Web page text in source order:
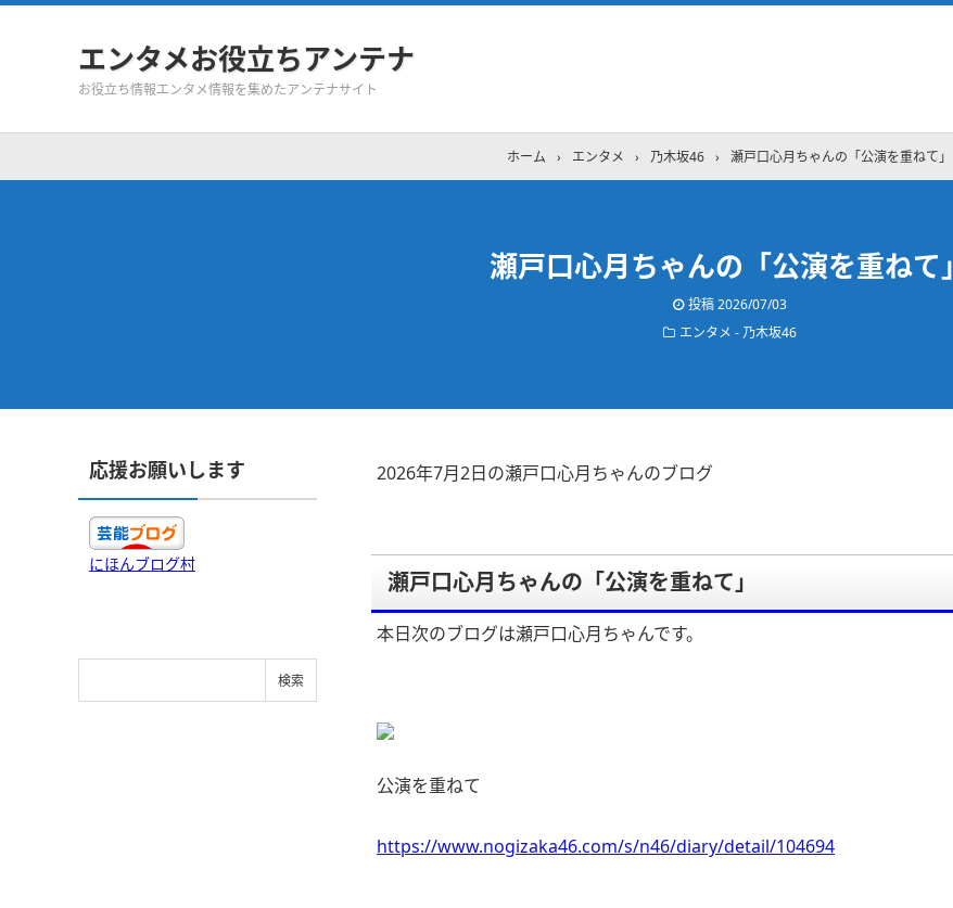
エンタメお役立ちアンテナ
お役立ち情報エンタメ情報を集めたアンテナサイト
ホーム › エンタメ › 乃木坂46 › 瀬戸口心月ちゃんの「公演を重ねて」
瀬戸口心月ちゃんの「公演を重ねて」
投稿2026/07/03
エンタメ - 乃木坂46
2026年7月2日の瀬戸口心月ちゃんのブログ
瀬戸口心月ちゃんの「公演を重ねて」
本日次のブログは瀬戸口心月ちゃんです。
公演を重ねて
https://www.nogizaka46.com/s/n46/diary/detail/104694
応援お願いします
にほんブログ村